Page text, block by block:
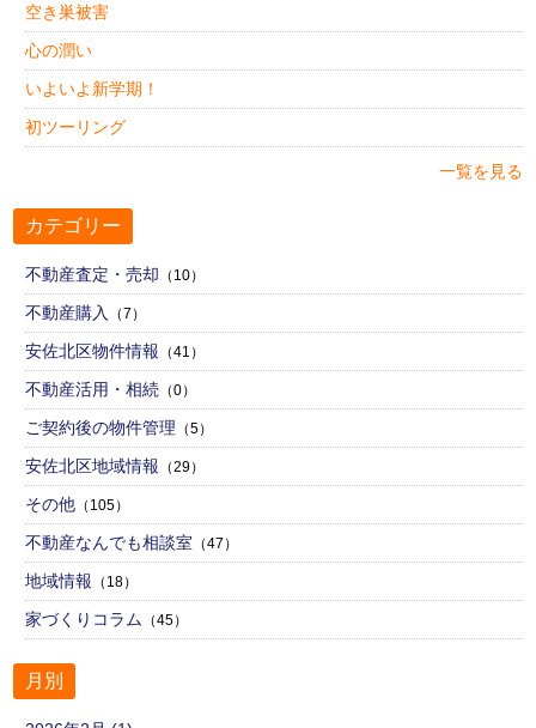
空き巣被害
心の潤い
いよいよ新学期！
初ツーリング
一覧を見る
カテゴリー
不動産査定・売却 （10）
不動産購入 （7）
安佐北区物件情報 （41）
不動産活用・相続 （0）
ご契約後の物件管理 （5）
安佐北区地域情報 （29）
その他 （105）
不動産なんでも相談室 （47）
地域情報 （18）
家づくりコラム （45）
月別